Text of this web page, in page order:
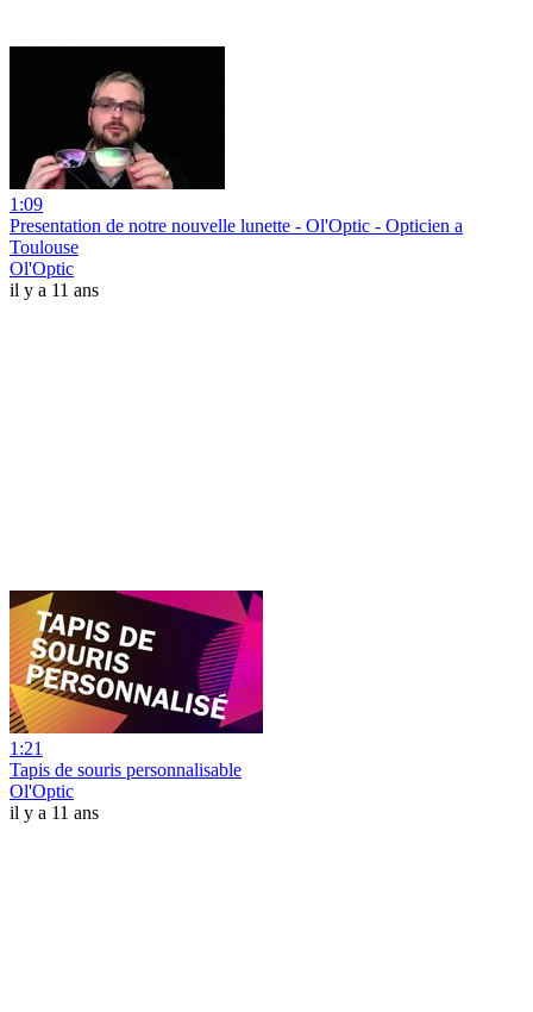
1:09
Presentation de notre nouvelle lunette - Ol'Optic - Opticien a
Toulouse
Ol'Optic
il y a 11 ans
1:21
Tapis de souris personnalisable
Ol'Optic
il y a 11 ans